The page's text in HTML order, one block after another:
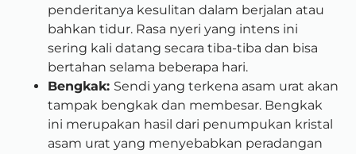
penderitanya kesulitan dalam berjalan atau
bahkan tidur. Rasa nyeri yang intens ini
sering kali datang secara tiba-tiba dan bisa
bertahan selama beberapa hari.
Bengkak: Sendi yang terkena asam urat akan
tampak bengkak dan membesar. Bengkak
ini merupakan hasil dari penumpukan kristal
asam urat yang menyebabkan peradangan